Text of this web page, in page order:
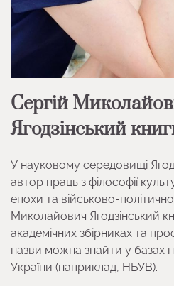
Сергій
Ягодзінський
У науковому середовищі
автор праць з філософії
епохи та військово-
Миколайович Ягодзінський
академічних збірниках та
назви можна знайти у базах
України (наприклад, НБУВ).